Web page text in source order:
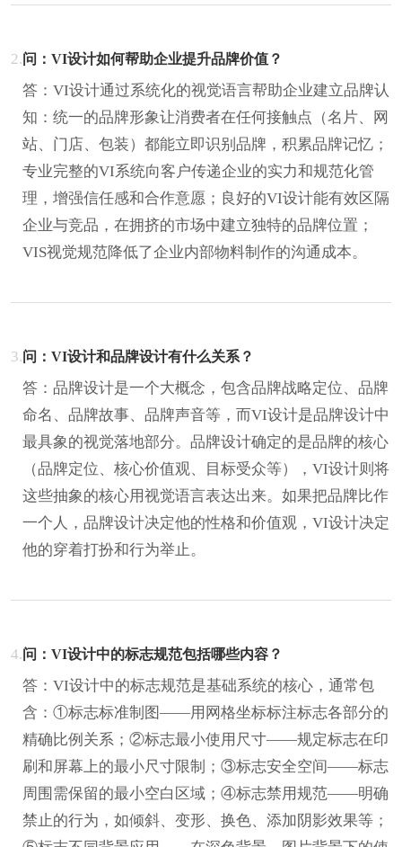
2.问：VI设计如何帮助企业提升品牌价值？
答：VI设计通过系统化的视觉语言帮助企业建立品牌认
知：统一的品牌形象让消费者在任何接触点（名片、网
站、门店、包装）都能立即识别品牌，积累品牌记忆；
专业完整的VI系统向客户传递企业的实力和规范化管
理，增强信任感和合作意愿；良好的VI设计能有效区隔
企业与竞品，在拥挤的市场中建立独特的品牌位置；
VIS视觉规范降低了企业内部物料制作的沟通成本。
3.问：VI设计和品牌设计有什么关系？
答：品牌设计是一个大概念，包含品牌战略定位、品牌
命名、品牌故事、品牌声音等，而VI设计是品牌设计中
最具象的视觉落地部分。品牌设计确定的是品牌的核心
（品牌定位、核心价值观、目标受众等），VI设计则将
这些抽象的核心用视觉语言表达出来。如果把品牌比作
一个人，品牌设计决定他的性格和价值观，VI设计决定
他的穿着打扮和行为举止。
4.问：VI设计中的标志规范包括哪些内容？
答：VI设计中的标志规范是基础系统的核心，通常包
含：①标志标准制图——用网格坐标标注标志各部分的
精确比例关系；②标志最小使用尺寸——规定标志在印
刷和屏幕上的最小尺寸限制；③标志安全空间——标志
周围需保留的最小空白区域；④标志禁用规范——明确
禁止的行为，如倾斜、变形、换色、添加阴影效果等；